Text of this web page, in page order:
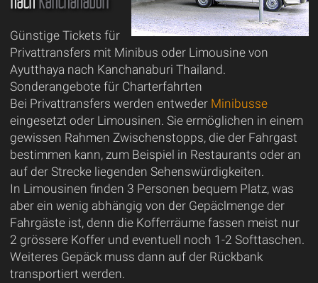
Günstige Tickets für
Privattransfers mit Minibus oder Limousine von
Ayutthaya nach Kanchanaburi Thailand.
Sonderangebote für Charterfahrten
Bei Privattransfers werden entweder Minibusse
eingesetzt oder Limousinen. Sie ermöglichen in einem
gewissen Rahmen Zwischenstopps, die der Fahrgast
bestimmen kann, zum Beispiel in Restaurants oder an
auf der Strecke liegenden Sehenswürdigkeiten.
In Limousinen finden 3 Personen bequem Platz, was
aber ein wenig abhängig von der Gepäclmenge der
Fahrgäste ist, denn die Kofferräume fassen meist nur
2 grössere Koffer und eventuell noch 1-2 Softtaschen.
Weiteres Gepäck muss dann auf der Rückbank
transportiert werden.